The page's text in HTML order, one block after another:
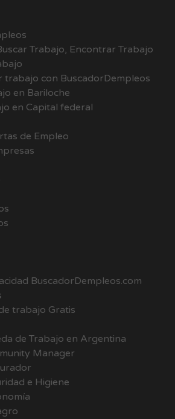
Trabajo, Encontrar Trabajo
trabajo con BuscadorDempleos
en Bariloche
en Capital federal
de Empleo
BuscadorDempleos.com
trabajo Gratis
de Trabajo en Argentina
Manager
e Higiene